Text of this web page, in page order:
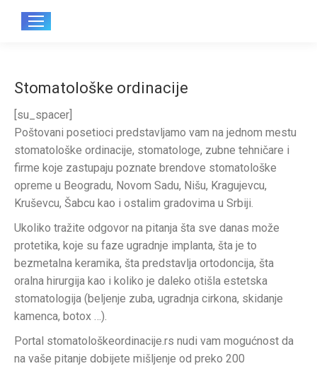
Stomatološke ordinacije
[su_spacer]
Poštovani posetioci predstavljamo vam na jednom mestu
stomatološke ordinacije, stomatologe, zubne tehničare i
firme koje zastupaju poznate brendove stomatološke
opreme u Beogradu, Novom Sadu, Nišu, Kragujevcu,
Kruševcu, Šabcu kao i ostalim gradovima u Srbiji.
Ukoliko tražite odgovor na pitanja šta sve danas može
protetika, koje su faze ugradnje implanta, šta je to
bezmetalna keramika, šta predstavlja ortodoncija, šta
oralna hirurgija kao i koliko je daleko otišla estetska
stomatologija (beljenje zuba, ugradnja cirkona, skidanje
kamenca, botox …).
Portal stomatološkeordinacije.rs nudi vam mogućnost da
na vaše pitanje dobijete mišljenje od preko 200